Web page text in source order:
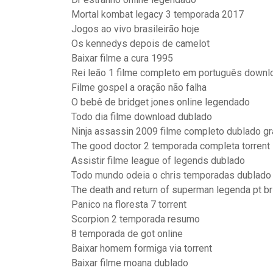
Mortal kombat legacy 3 temporada 2017
Jogos ao vivo brasileirão hoje
Os kennedys depois de camelot
Baixar filme a cura 1995
Rei leão 1 filme completo em português
Filme gospel a oração não falha
O bebê de bridget jones online legendado
Todo dia filme download dublado
Ninja assassin 2009 filme completo dublado
The good doctor 2 temporada completa torrent
Assistir filme league of legends dublado
Todo mundo odeia o chris temporadas dublado
The death and return of superman legenda pt br
Panico na floresta 7 torrent
Scorpion 2 temporada resumo
8 temporada de got online
Baixar homem formiga via torrent
Baixar filme moana dublado